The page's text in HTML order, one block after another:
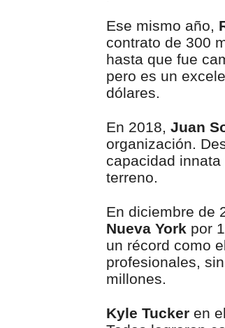
Ese mismo año,
contrato de 300
hasta que fue
pero es un
dólares.
En 2018, Juan
organización.
capacidad
terreno.
En diciembre de
Nueva York por
un récord como
profesionales,
millones.
Kyle Tucker en